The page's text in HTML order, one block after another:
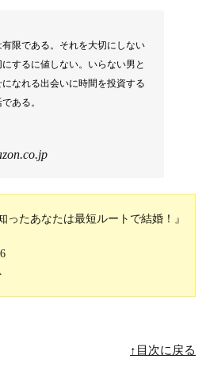
限である。それを大切にしない
するに値しない。いらない男と
なれる出会いに時間を投資する
ある。
ったあなたは最短ルートで結婚！』
↑目次に戻る